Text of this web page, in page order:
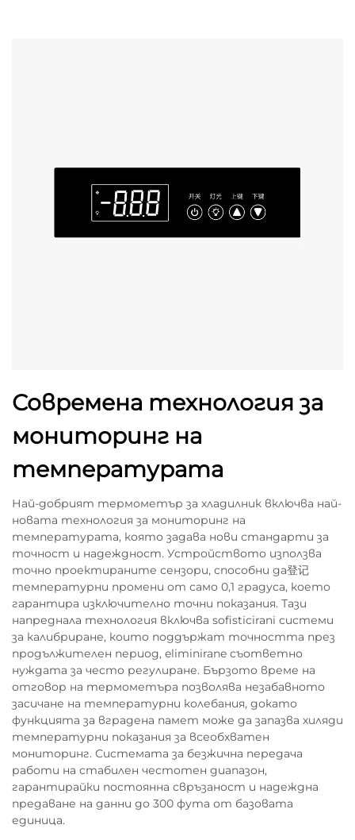
Современа технология за
мониторинг на
температурата
Най-добрият термометър за хладилник включва най-
новата технология за мониторинг на
температурата, която задава нови стандарти за
точност и надеждност. Устройството използва
точно проектираните сензори, способни да登记
температурни промени от само 0,1 градуса, което
гарантира изключително точни показания. Тази
напреднала технология включва sofisticirani системи
за калибриране, които поддържат точността през
продължителен период, eliminirane съответно
нуждата за често регулиране. Бързото време на
отговор на термометъра позволява незабавното
засичане на температурни колебания, докато
функцията за вградена памет може да запазва хиляди
температурни показания за всеобхватен
мониторинг. Системата за безжична передача
работи на стабилен честотен диапазон,
гарантирайки постоянна свръзаност и надеждна
предаване на данни до 300 фута от базовата
единица.